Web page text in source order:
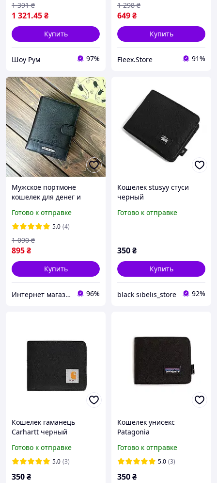
1 321.45₴
1 391 ₴
Купить
Шоу Рум 97%
649₴
1 298 ₴
Купить
Fleex.Store 91%
Мужское портмоне
кошелек для денег и
паспорта из кожи Kochi
вертикальный черный
кожаный
Готово к отправке
5.0 (4)
895₴
1 090 ₴
Купить
Интернет магазин сумок и аксессуаров BarBags 96%
Кошелек stusyy стуси
черный
Готово к отправке
350₴
Купить
black sibelis_store 92%
Кошелек гаманець
Carhartt черный
Готово к отправке
5.0 (3)
350₴
Кошелек унисекс
Patagonia
Готово к отправке
5.0 (3)
350₴